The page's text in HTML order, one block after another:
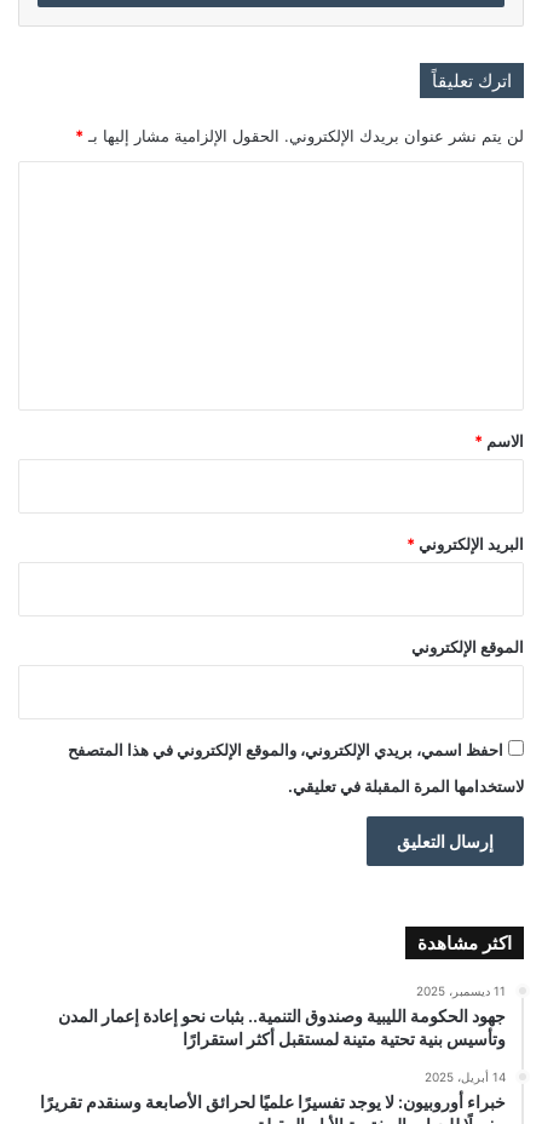
اترك تعليقاً
لن يتم نشر عنوان بريدك الإلكتروني. الحقول الإلزامية مشار إليها بـ *
*
الاسم *
البريد الإلكتروني *
الموقع الإلكتروني
احفظ اسمي، بريدي الإلكتروني، والموقع الإلكتروني في هذا المتصفح
لاستخدامها المرة المقبلة في تعليقي.
اكثر مشاهدة
11 ديسمبر، 2025
جهود الحكومة الليبية وصندوق التنمية.. بثبات نحو إعادة إعمار المدن
وتأسيس بنية تحتية متينة لمستقبل أكثر استقرارًا
14 أبريل، 2025
خبراء أوروبيون: لا يوجد تفسيرًا علميًا لحرائق الأصابعة وسنقدم تقريرًا